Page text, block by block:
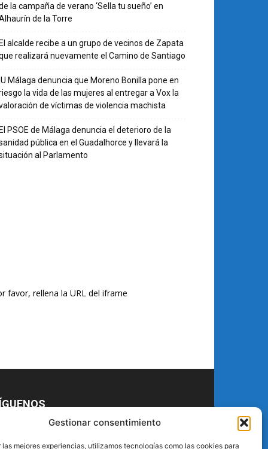
Gestionar consentimiento
las mejores experiencias, utilizamos tecnologías como las cookies para
la campaña de verano ‘Sella tu sueño’ en
de la Torre
alcalde recibe a un grupo de vecinos de Zapata
realizará nuevamente el Camino de Santiago
Málaga denuncia que Moreno Bonilla pone en
la vida de las mujeres al entregar a Vox la
de víctimas de violencia machista
PSOE de Málaga denuncia el deterioro de la
pública en el Guadalhorce y llevará la
al Parlamento
favor, rellena la URL del iframe